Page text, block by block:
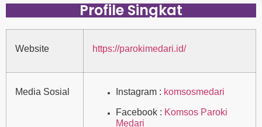
Profile Singkat
Website https://parokimedari.id/
Media Sosial Instagram : komsosmedari
Facebook : Komsos Paroki
Medari